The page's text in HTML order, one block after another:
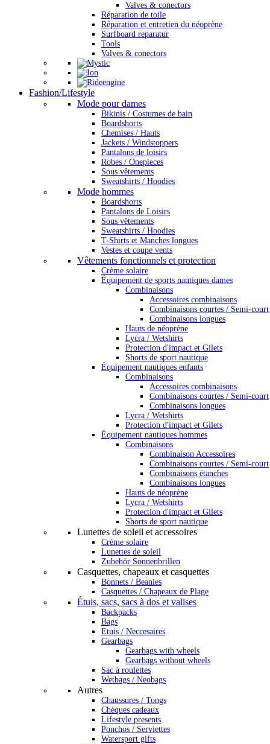
Valves & conectors
Réparation de toile
Réparation et entretien du néoprène
Surfboard reparatur
Tools
Valves & conectors
Fashion/Lifestyle
Mode pour dames
Bikinis / Costumes de bain
Boardshorts
Chemises / Hauts
Jackets / Windstoppers
Pantalons de loisirs
Robes / Onepieces
Sous vêtements
Sweatshirts / Hoodies
Mode hommes
Boardshorts
Pantalons de Loisirs
Sous vêtements
Sweatshirts / Hoodies
T-Shirts et Manches longues
Vestes et coupe vents
Vêtements fonctionnels et protection
Crème solaire
Équipement de sports nautiques dames
Combinaisons
Accessoires combinaisons
Combinaisons courtes / Semi-court
Combinaisons longues
Hauts de néoprène
Lycra / Wetshirts
Protection d'impact et Gilets
Shorts de sport nautique
Équipement nautiques enfants
Combinaisons
Accessoires combinaisons
Combinaisons courtes / Semi-court
Combinaisons longues
Lycra / Wetshirts
Protection d'impact et Gilets
Équipement nautiques hommes
Combinaisons
Combinaison Accessoires
Combinaisons courtes / Semi-court
Combinaisons étanches
Combinaisons longues
Hauts de néoprène
Lycra / Wetshirts
Protection d'impact et Gilets
Shorts de sport nautique
Lunettes de soleil et accessoires
Crème solaire
Lunettes de soleil
Zubehör Sonnenbrillen
Casquettes, chapeaux et casquettes
Bonnets / Beanies
Casquettes / Chapeaux de Plage
Étuis, sacs, sacs à dos et valises
Backpacks
Bags
Etuis / Neccesaires
Gearbags
Gearbags with wheels
Gearbags without wheels
Sac à roulettes
Wetbags / Neobags
Autres
Chaussures / Tongs
Chèques cadeaux
Lifestyle presents
Ponchos / Serviettes
Watersport gifts